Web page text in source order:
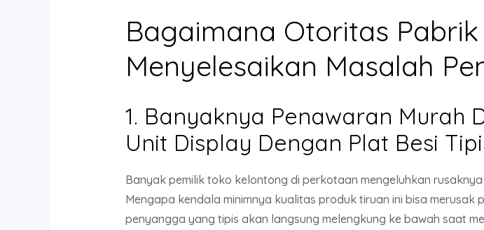
Bagaimana Otoritas
Menyelesaikan Masalah
1. Banyaknya Penawaran Murah
Unit Display Dengan Plat Besi
Banyak pemilik toko kelontong di perkotaan mengeluhkan
Mengapa kendala minimnya kualitas produk tiruan ini bisa
penyangga yang tipis akan langsung melengkung ke bawah saat